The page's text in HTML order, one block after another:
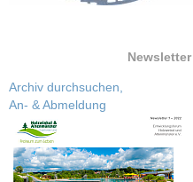
Newsletter
Archiv durchsuchen,
An- & Abmeldung